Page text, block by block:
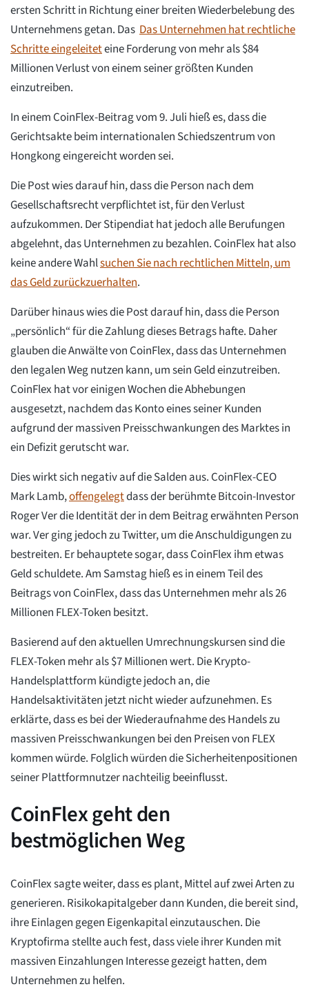
ersten Schritt in Richtung einer breiten Wiederbelebung des
Unternehmens getan. Das Das Unternehmen hat rechtliche
Schritte eingeleiteteine Forderung von mehr als $84
Millionen Verlust von einem seiner größten Kunden
einzutreiben.
In einem CoinFlex-Beitrag vom 9. Juli hieß es, dass die
Gerichtsakte beim internationalen Schiedszentrum von
Hongkong eingereicht worden sei.
Die Post wies darauf hin, dass die Person nach dem
Gesellschaftsrecht verpflichtet ist, für den Verlust
aufzukommen. Der Stipendiat hat jedoch alle Berufungen
abgelehnt, das Unternehmen zu bezahlen. CoinFlex hat also
keine andere Wahlsuchen Sie nach rechtlichen Mitteln, um
das Geld zurückzuerhalten.
Darüber hinaus wies die Post darauf hin, dass die Person
„persönlich“ für die Zahlung dieses Betrags hafte. Daher
glauben die Anwälte von CoinFlex, dass das Unternehmen
den legalen Weg nutzen kann, um sein Geld einzutreiben.
CoinFlex hat vor einigen Wochen die Abhebungen
ausgesetzt, nachdem das Konto eines seiner Kunden
aufgrund der massiven Preisschwankungen des Marktes in
ein Defizit gerutscht war.
Dies wirkt sich negativ auf die Salden aus. CoinFlex-CEO
Mark Lamb,offengelegtdass der berühmte Bitcoin-Investor
Roger Ver die Identität der in dem Beitrag erwähnten Person
war. Ver ging jedoch zu Twitter, um die Anschuldigungen zu
bestreiten. Er behauptete sogar, dass CoinFlex ihm etwas
Geld schuldete. Am Samstag hieß es in einem Teil des
Beitrags von CoinFlex, dass das Unternehmen mehr als 26
Millionen FLEX-Token besitzt.
Basierend auf den aktuellen Umrechnungskursen sind die
FLEX-Token mehr als $7 Millionen wert. Die Krypto-
Handelsplattform kündigte jedoch an, die
Handelsaktivitäten jetzt nicht wieder aufzunehmen. Es
erklärte, dass es bei der Wiederaufnahme des Handels zu
massiven Preisschwankungen bei den Preisen von FLEX
kommen würde. Folglich würden die Sicherheitenpositionen
seiner Plattformnutzer nachteilig beeinflusst.
CoinFlex geht den
bestmöglichen Weg
CoinFlex sagte weiter, dass es plant, Mittel auf zwei Arten zu
generieren. Risikokapitalgeber dann Kunden, die bereit sind,
ihre Einlagen gegen Eigenkapital einzutauschen. Die
Kryptofirma stellte auch fest, dass viele ihrer Kunden mit
massiven Einzahlungen Interesse gezeigt hatten, dem
Unternehmen zu helfen.